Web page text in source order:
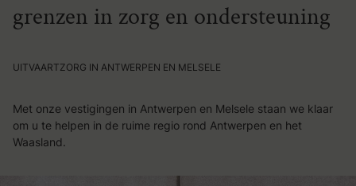
UITVAARTZORG IN ANTWERPEN EN MELSELE
grenzen in zorg en ondersteuning
Met onze vestigingen in Antwerpen en Melsele staan we klaar
om u te helpen in de ruime regio rond Antwerpen en het
Waasland.